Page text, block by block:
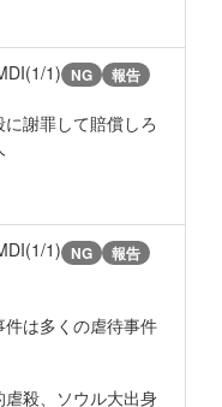
1) NG 報告
謝罪して賠償しろ
1) NG 報告
は多くの虐待事件
殺、ソウル大出身